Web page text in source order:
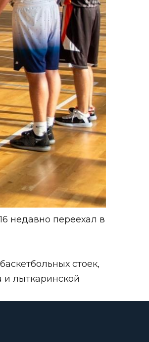
недавно переехал в
стоек,
и лыткаринской